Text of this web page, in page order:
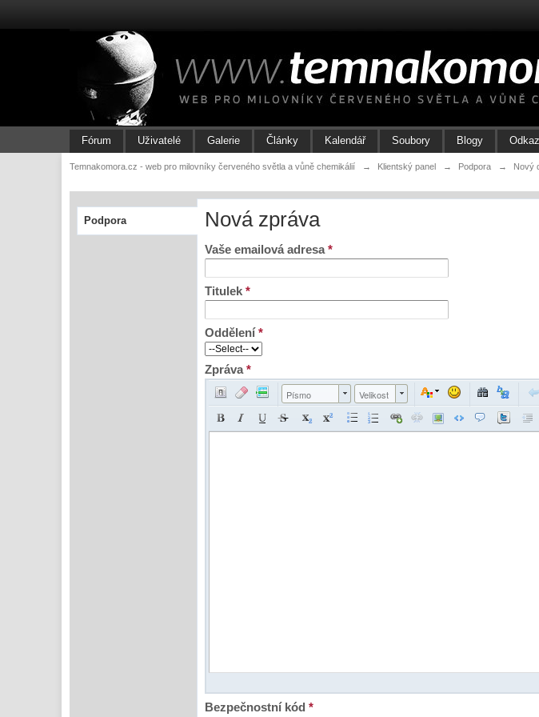
Fórum Uživatelé Galerie Články Kalendář Soubory Blogy
Temnakomora.cz - web pro milovníky červeného světla a vůně chemikálií → Klientský panel → Podpora → Nový
Podpora Nová zpráva
Vaše emailová adresa*
Titulek*
Oddělení*
Zpráva*
Písmo Velikost
Bezpečnostní kód*